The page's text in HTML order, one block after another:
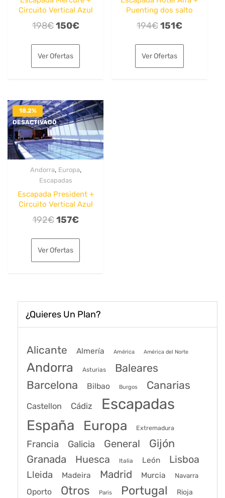
Circuito Vertical Azul
198€ El
original
era:
150€El
es:
Ver Ofertas
Puenting dos salto
194€El
original
era:
151€El
es:
Ver Ofertas
18.2%
DESACTIVADO
Andorra, Europa,
Escapadas
Escapada President +
Circuito Vertical Azul
192€ El
original
era:
157€El
es:
Ver Ofertas
¿Quieres Un Plan?
Alicante Almería América América del Norte
Andorra Asturias Baleares
Barcelona Bilbao Burgos Canarias
Castellon Cádiz Escapadas
España Europa Extremadura
Francia Galicia General Gijón
Granada Huesca Italia León Lisboa
Lleida Madeira Madrid Murcia Navarra
Oporto Otros Paris Portugal Rioja